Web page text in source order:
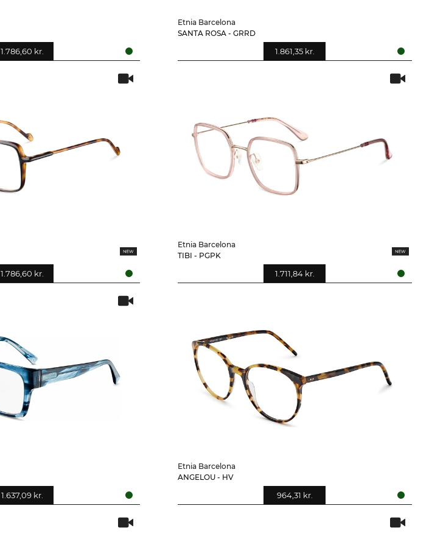
1.786,60 kr.
Etnia Barcelona
SANTA ROSA - GRRD
1.861,35 kr.
1.786,60 kr.
Etnia Barcelona
TIBI - PGPK
1.711,84 kr.
1.637,09 kr.
Etnia Barcelona
ANGELOU - HV
964,31 kr.